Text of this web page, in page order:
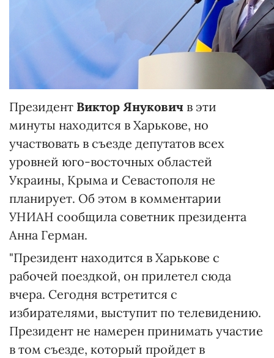
Президент Виктор Янукович в эти
минуты находится в Харькове, но
участвовать в съезде депутатов всех
уровней юго-восточных областей
Украины, Крыма и Севастополя не
планирует. Об этом в комментарии
УНИАН сообщила советник президента
Анна Герман.
"Президент находится в Харькове с
рабочей поездкой, он прилетел сюда
вчера. Сегодня встретится с
избирателями, выступит по телевидению.
Президент не намерен принимать участие
в том съезде, который пройдет в